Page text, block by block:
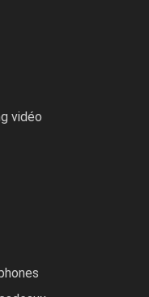
vidéo